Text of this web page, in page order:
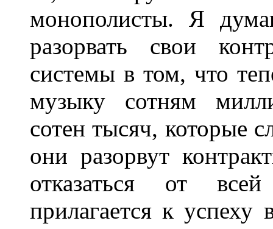
монополисты. Я
разорвать свои
системы в том, что
музыку сотням
сотен тысяч, которые
они разорвут
отказаться от
прилагается к успеху